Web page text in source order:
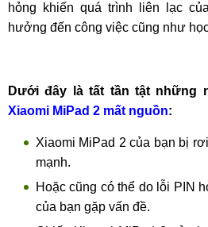
hỏng khiến quá trình liên lạc
hưởng đến công việc cũng như
Dưới đây là tất tần tật những
Xiaomi MiPad 2 mất nguồn:
Xiaomi MiPad 2 của bạn bị
mạnh.
Hoặc cũng có thể do lỗi PIN
của bạn gặp vấn đề.